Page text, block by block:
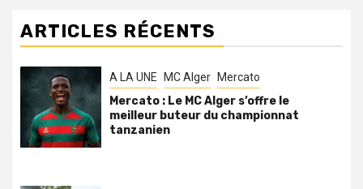
ARTICLES RÉCENTS
A LA UNE MC Alger Mercato
Mercato : Le MC Alger s’offre le
meilleur buteur du championnat
tanzanien